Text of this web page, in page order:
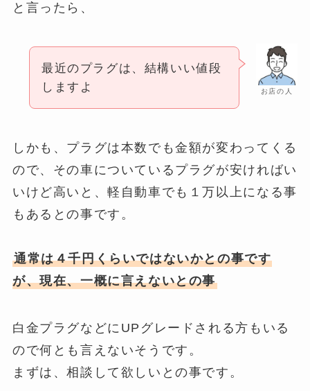
と言ったら、
お店の人
最近のプラグは、結構いい値段
しますよ
しかも、プラグは本数でも金額が変わってくる
ので、その車についているプラグが安ければい
いけど高いと、軽自動車でも１万以上になる事
もあるとの事です。
通常は４千円くらいではないかとの事です
が、現在、一概に言えないとの事
白金プラグなどにUPグレードされる方もいる
ので何とも言えないそうです。
まずは、相談して欲しいとの事です。